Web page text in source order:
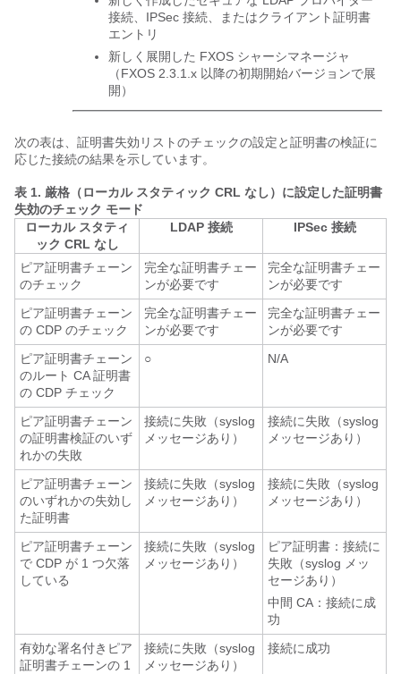
接続、IPSec 接続、またはクライアント証明書
エントリ
新しく展開した FXOS シャーシマネージャ
（FXOS 2.3.1.x 以降の初期開始バージョンで展
開）
次の表は、証明書失効リストのチェックの設定と証明書の検証に
応じた接続の結果を示しています。
表 1. 厳格（ローカル スタティック CRL なし）に設定した証明書
失効のチェック モード
ローカル スタティ
ック CRL なし
LDAP 接続 IPSec 接続
ピア証明書チェーン
のチェック
完全な証明書チェー
ンが必要です
完全な証明書チェー
ンが必要です
ピア証明書チェーン
の CDP のチェック
完全な証明書チェー
ンが必要です
完全な証明書チェー
ンが必要です
ピア証明書チェーン
のルート CA 証明書
の CDP チェック
○ N/A
ピア証明書チェーン
の証明書検証のいず
れかの失敗
接続に失敗（syslog
メッセージあり）
接続に失敗（syslog
メッセージあり）
ピア証明書チェーン
のいずれかの失効し
た証明書
接続に失敗（syslog
メッセージあり）
接続に失敗（syslog
メッセージあり）
ピア証明書チェーン
で CDP が 1 つ欠落
している
接続に失敗（syslog
メッセージあり）
ピア証明書：接続に
失敗（syslog メッ
セージあり）
中間 CA：接続に成
功
有効な署名付きピア
証明書チェーンの 1
接続に失敗（syslog
メッセージあり）
接続に成功